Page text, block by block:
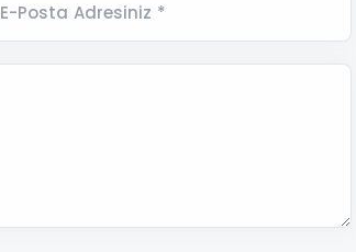
E-Posta Adresiniz *